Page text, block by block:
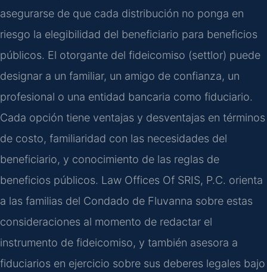
asegurarse de que cada distribución no ponga en
riesgo la elegibilidad del beneficiario para beneficios
públicos. El otorgante del fideicomiso (settlor) puede
designar a un familiar, un amigo de confianza, un
profesional o una entidad bancaria como fiduciario.
Cada opción tiene ventajas y desventajas en términos
de costo, familiaridad con las necesidades del
beneficiario, y conocimiento de las reglas de
beneficios públicos. Law Offices Of SRIS, P.C. orienta
a las familias del Condado de Fluvanna sobre estas
consideraciones al momento de redactar el
instrumento de fideicomiso, y también asesora a
fiduciarios en ejercicio sobre sus deberes legales bajo